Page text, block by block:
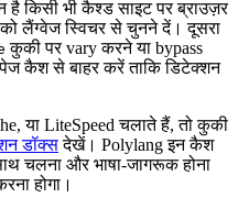
किसी भी कैश्ड साइट पर ब्राउज़र
लैंग्वेज स्विचर से चुनने दें। दूसरा
कुकी पर vary करने या bypass
कैश से बाहर करें ताकि डिटेक्शन
या LiteSpeed चलाते हैं, तो कुकी
डॉक्सदेखें। Polylang इन कैश
चलना और भाषा-जागरूक होना
होगा।